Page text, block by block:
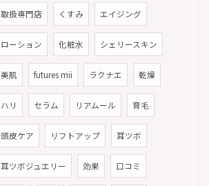
取扱専門店 くすみ エイジング
ローション 化粧水 シェリースキン
美肌 futures mii ラクナエ 乾燥
ハリ セラム リアムール 育毛
頭皮ケア リフトアップ 耳ツボ
耳ツボジュエリー 効果 口コミ